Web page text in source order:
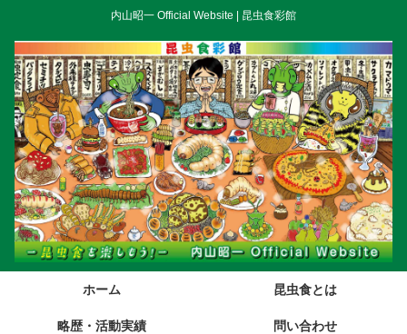
内山昭一 Official Website | 昆虫食彩館
ホーム 昆虫食とは
略歴・活動実績 問い合わせ